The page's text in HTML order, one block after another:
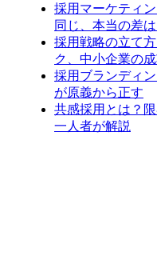
採用マーケティ
同じ、本当の差
採用戦略の立て
ク、中小企業の
採用ブランディ
が原義から正す
共感採用とは？
一人者が解説